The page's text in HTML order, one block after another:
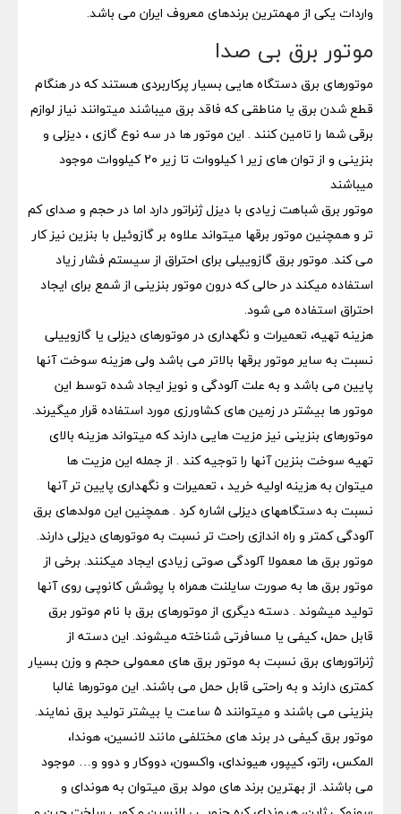
واردات یکی از مهمترین برندهای معروف ایران می باشد.
موتور برق بی صدا
‌موتورهای برق دستگاه هایی بسیار پرکاربردی هستند که در هنگام
قطع شدن برق یا مناطقی که فاقد برق ‌میباشند میتوانند نیاز لوازم
برقی شما را تامین کنند . این موتور ها در سه نوع گازی ، دیزلی و
بنزینی و از توان های زیر ۱ کیلووات تا زیر ۲۰ کیلووات موجود
میباشند
موتور برق شباهت زیادی با دیزل ژنراتور دارد اما در حجم و صدای کم
تر و همچنین موتور برقها میتواند علاوه بر گازوئیل با بنزین نیز کار
می کند. موتور برق گازوییلی برای احتراق از سیستم فشار زیاد
استفاده میکند در حالی که درون موتور بنزینی از شمع برای ایجاد
احتراق استفاده می شود.
هزینه تهیه، تعمیرات و نگهداری در موتورهای دیزلی یا گازوییلی
نسبت به سایر موتور برقها بالاتر می باشد ولی هزینه سوخت آنها
پایین می باشد و به علت آلودگی و نویز ایجاد شده توسط این
موتور ها بیشتر در زمین های کشاورزی مورد استفاده قرار میگیرند.
موتورهای بنزینی نیز مزیت هایی دارند که میتواند هزینه بالای
تهیه سوخت بنزین آنها را توجیه کند . از جمله این مزیت ها
میتوان به هزینه اولیه خرید ، تعمیرات و نگهداری پایین تر آنها
نسبت به دستگاههای دیزلی اشاره کرد . همچنین این مولدهای برق
آلودگی کمتر و راه اندازی راحت تر نسبت به موتورهای دیزلی دارند.
موتور برق ها معمولا آلودگی صوتی زیادی ایجاد میکنند. برخی از
موتور برق ها به صورت سایلنت همراه با پوشش کانوپی روی آنها
تولید میشوند . دسته دیگری از موتورهای برق با نام موتور برق
قابل حمل، کیفی یا مسافرتی شناخته میشوند. این دسته از
ژنراتورهای برق نسبت به موتور برق های معمولی حجم و وزن بسیار
کمتری دارند و به راحتی قابل حمل می باشند. این موتورها غالبا
بنزینی می باشند و میتوانند 5 ساعت یا بیشتر تولید برق نمایند.
موتور برق کیفی در برند های مختلفی مانند لانسین، هوندا،
المکس، راتو، کیپور، هیوندای، واکسون، دووکار و دوو و… موجود
می باشند. از بهترین برند های مولد برق میتوان به هوندای و